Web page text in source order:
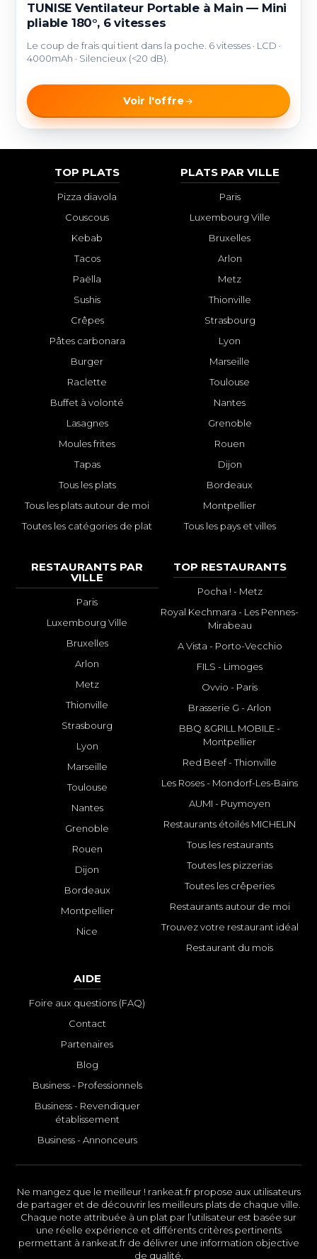
TUNISE Ventilateur Portable à Main — Mini
pliable 180°, 6 vitesses
Le coup de frais qui tient dans la poche. 6 vitesses · LCD ·
4000mAh · Silencieux (<20 dB).
Voir l'offre
TOP PLATS
Pizza diavola
Couscous
Kebab
Tacos
Paëlla
Sushis
Crêpes
Pâtes carbonara
Burger
Raclette
Buffet à volonté
Lasagnes
Moules frites
Tapas
Tous les plats
Tous les plats autour de moi
Toutes les catégories de plat
PLATS PAR VILLE
Paris
Luxembourg Ville
Bruxelles
Arlon
Metz
Thionville
Strasbourg
Lyon
Marseille
Toulouse
Nantes
Grenoble
Rouen
Dijon
Bordeaux
Montpellier
Tous les pays et villes
RESTAURANTS PAR
VILLE
Paris
Luxembourg Ville
Bruxelles
Arlon
Metz
Thionville
Strasbourg
Lyon
Marseille
Toulouse
Nantes
Grenoble
Rouen
Dijon
Bordeaux
Montpellier
Nice
TOP RESTAURANTS
Pocha ! - Metz
Royal Kechmara - Les Pennes-
Mirabeau
A Vista - Porto-Vecchio
FILS - Limoges
Ovvio - Paris
Brasserie G - Arlon
BBQ &GRILL MOBILE -
Montpellier
Red Beef - Thionville
Les Roses - Mondorf-Les-Bains
AUMI - Puymoyen
Restaurants étoilés MICHELIN
Tous les restaurants
Toutes les pizzerias
Toutes les crêperies
Restaurants autour de moi
Trouvez votre restaurant idéal
Restaurant du mois
AIDE
Foire aux questions (FAQ)
Contact
Partenaires
Blog
Business - Professionnels
Business - Revendiquer
établissement
Business - Annonceurs
Ne mangez que le meilleur ! rankeat.fr propose aux utilisateurs
de partager et de découvrir les meilleurs plats de chaque ville.
Chaque note attribuée à un plat par l’utilisateur est basée sur
une réelle expérience et différents critères pertinents
permettant à rankeat.fr de délivrer une information objective
de qualité.